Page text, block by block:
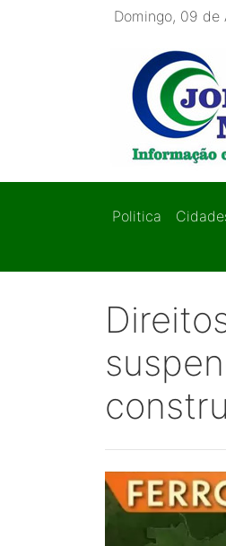
Domingo, 09
Politica